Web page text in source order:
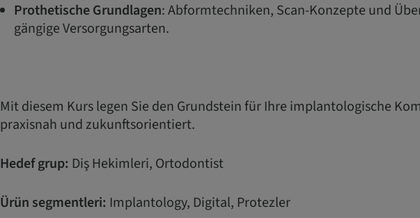
Prothetische Grundlagen: Abformtechniken, Scan-Konzepte und
gängige Versorgungsarten.
Mit diesem Kurs legen Sie den Grundstein für Ihre implantologische
praxisnah und zukunftsorientiert.
Hedef grup: Diş Hekimleri, Ortodontist
Ürün segmentleri: Implantology, Digital, Protezler